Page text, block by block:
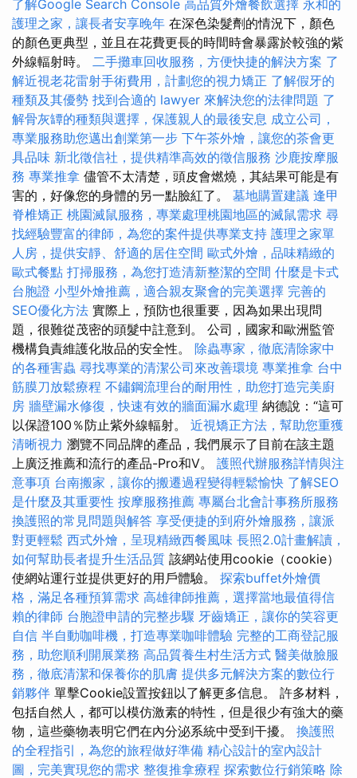
了解Google Search Console 高品質外燴餐飲選擇 永和的
護理之家，讓長者安享晚年 在深色染髮劑的情況下，顏色
的顏色更典型，並且在花費更長的時間時會暴露於較強的紫
外線輻射時。 二手攤車回收服務，方便快捷的解決方案 了
解近視老花雷射手術費用，計劃您的視力矯正 了解假牙的
種類及其優勢 找到合適的 lawyer 來解決您的法律問題 了
解骨灰罈的種類與選擇，保護親人的最後安息 成立公司，
專業服務助您邁出創業第一步 下午茶外燴，讓您的茶會更
具品味 新北徵信社，提供精準高效的徵信服務 沙鹿按摩服
務 專業推拿 儘管不太清楚，頭皮會燃燒，其結果可能是有
害的，好像您的身體的另一點臉紅了。 墓地購置建議 逢甲
脊椎矯正 桃園滅鼠服務，專業處理桃園地區的滅鼠需求 尋
找經驗豐富的律師，為您的案件提供專業支持 護理之家單
人房，提供安靜、舒適的居住空間 歐式外燴，品味精緻的
歐式餐點 打掃服務，為您打造清新整潔的空間 什麼是卡式
台胞證 小型外燴推薦，適合親友聚會的完美選擇 完善的
SEO優化方法 實際上，預防也很重要，因為如果出現問
題，很難從茂密的頭髮中註意到。 公司，國家和歐洲監管
機構負責維護化妝品的安全性。 除蟲專家，徹底清除家中
的各種害蟲 尋找專業的清潔公司來改善環境 專業推拿 台中
筋膜刀放鬆療程 不鏽鋼流理台的耐用性，助您打造完美廚
房 牆壁漏水修復，快速有效的牆面漏水處理 納德說：“這可
以保證100％防止紫外線輻射。 近視矯正方法，幫助您重獲
清晰視力 瀏覽不同品牌的產品，我們展示了目前在該主題
上廣泛推薦和流行的產品-Pro和V。 護照代辦服務詳情與注
意事項 台南搬家，讓你的搬遷過程變得輕鬆愉快 了解SEO
是什麼及其重要性 按摩服務推薦 專屬台北會計事務所服務
換護照的常見問題與解答 享受便捷的到府外燴服務，讓派
對更輕鬆 西式外燴，呈現精緻西餐風味 長照2.0計畫解讀，
如何幫助長者提升生活品質 該網站使用cookie（cookie）
使網站運行並提供更好的用戶體驗。 探索buffet外燴價
格，滿足各種預算需求 高雄律師推薦，選擇當地最值得信
賴的律師 台胞證申請的完整步驟 牙齒矯正，讓你的笑容更
自信 半自動咖啡機，打造專業咖啡體驗 完整的工商登記服
務，助您順利開展業務 高品質養生村生活方式 醫美做臉服
務，徹底清潔和保養你的肌膚 提供多元解決方案的數位行
銷夥伴 單擊Cookie設置按鈕以了解更多信息。 許多材料，
包括自然人，都可以模仿激素的特性，但是很少有強大的藥
物，這些藥物表明它們在內分泌系統中受到干擾。 換護照
的全程指引，為您的旅程做好準備 精心設計的室內設計
圖，完美實現您的需求 整復推拿療程 探索數位行銷策略 除